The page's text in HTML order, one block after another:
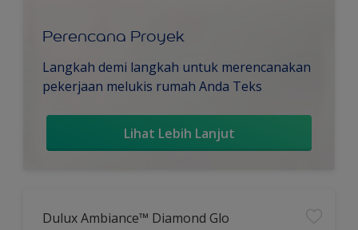
Perencana Proyek
Langkah demi langkah untuk merencanakan
pekerjaan melukis rumah Anda Teks
Lihat Lebih Lanjut
Dulux Ambiance™ Diamond Glo